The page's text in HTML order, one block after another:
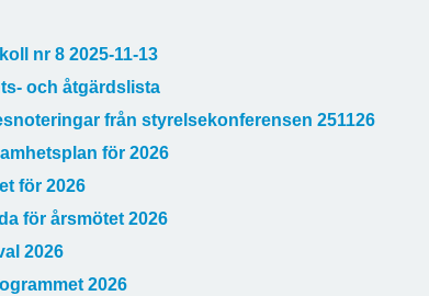
nr 8 2025-11-13
och åtgärdslista
från styrelsekonferensen 251126
för 2026
för 2026
för årsmötet 2026
2026
2026